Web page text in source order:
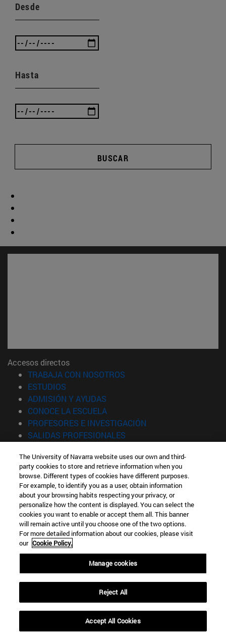
Desde
Hasta
BUSCAR
Accesos directos
TRABAJA CON NOSOTROS
ESTUDIOS
ADMISIÓN Y AYUDAS
CONOCE LA ESCUELA(abre en nueva ventana)
PROFESORES E INVESTIGACIÓN
SALIDAS PROFESIONALES
Información
TFNO +34 943 21 98 77
¿QUÉ GRADO TE INTERESA?
¿QUÉ MÁSTER TE INTERESA?
© Universidad de Navarra
Información legal
Accesibilidad
Configuración de cookies
Localizador de campus
The University of Navarra website uses our own and third-
party cookies to store and retrieve information when you
browse. Different types of cookies have different purposes.
For example, to identify you as a user, obtain information
about your browsing habits respecting your privacy, or
personalize how the content is displayed. You can select the
cookies you want to enable or accept them all. This banner
will remain active until you choose one of the two options.
For more detailed information about our cookies, please visit
our Cookie Policy.
Manage cookies
Reject All
Accept All Cookies